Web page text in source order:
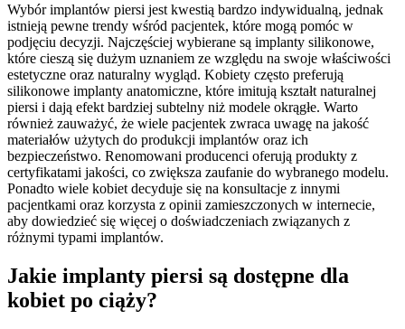
Wybór implantów piersi jest kwestią bardzo indywidualną, jednak
istnieją pewne trendy wśród pacjentek, które mogą pomóc w
podjęciu decyzji. Najczęściej wybierane są implanty silikonowe,
które cieszą się dużym uznaniem ze względu na swoje właściwości
estetyczne oraz naturalny wygląd. Kobiety często preferują
silikonowe implanty anatomiczne, które imitują kształt naturalnej
piersi i dają efekt bardziej subtelny niż modele okrągłe. Warto
również zauważyć, że wiele pacjentek zwraca uwagę na jakość
materiałów użytych do produkcji implantów oraz ich
bezpieczeństwo. Renomowani producenci oferują produkty z
certyfikatami jakości, co zwiększa zaufanie do wybranego modelu.
Ponadto wiele kobiet decyduje się na konsultacje z innymi
pacjentkami oraz korzysta z opinii zamieszczonych w internecie,
aby dowiedzieć się więcej o doświadczeniach związanych z
różnymi typami implantów.
Jakie implanty piersi są dostępne dla
kobiet po ciąży?